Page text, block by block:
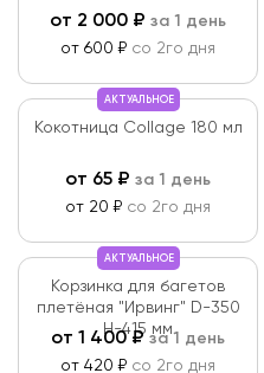
от 2 000 ₽ за 1 день
от 600 ₽ со 2го дня
АКТУАЛЬНОЕ
Кокотница Collage 180 мл
от 65 ₽ за 1 день
от 20 ₽ со 2го дня
АКТУАЛЬНОЕ
Корзинка для багетов
плетёная "Ирвинг" D-350
Н-415 мм
от 1 400₽ за 1 день
от 420 ₽ со 2го дня